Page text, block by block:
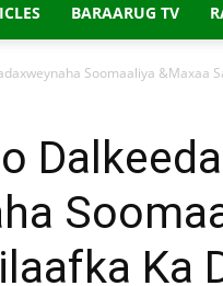
BARAARUG TV
Soomaaliya &Maxaa
Ka